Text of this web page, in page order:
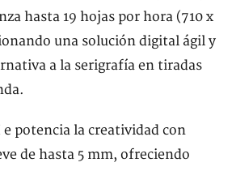
hasta 19 hojas por hora (710 x
una solución digital ágil y
a la serigrafía en tiradas
e potencia la creatividad con
de hasta 5 mm, ofreciendo